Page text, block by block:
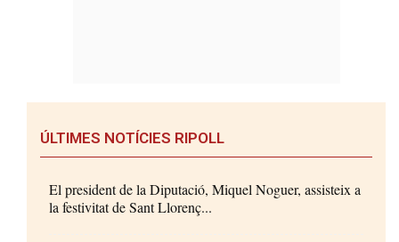
ÚLTIMES NOTÍCIES RIPOLL
El president de la Diputació, Miquel Noguer, assisteix a
la festivitat de Sant Llorenç...